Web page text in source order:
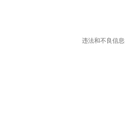
违法和不良信